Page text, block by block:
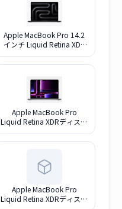
Apple MacBook Pro 14.2
インチ Liquid Retina XDR
M5・メモリ32GB・
スブラック]
Apple MacBook Pro
Liquid Retina XDRディスプ
ースグレイ]
Apple MacBook Pro
Liquid Retina XDRディスプ